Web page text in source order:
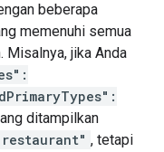
beberapa
memenuhi semua
Misalnya, jika Anda
ditampilkan
, tetapi